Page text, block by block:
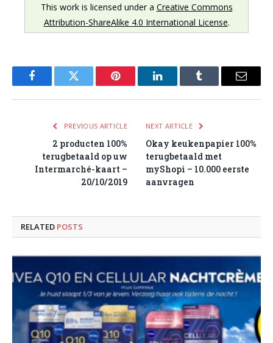
This work is licensed under a Creative Commons
Attribution-ShareAlike 4.0 International License.
FacebookTwitter Pinterest LinkedInTumblr Email
PREVIOUS ARTICLE
2 producten 100%
terugbetaald op uw
Intermarché-kaart –
20/10/2019
NEXT ARTICLE
Okay keukenpapier 100%
terugbetaald met
myShopi – 10.000 eerste
aanvragen
RELATED POSTS